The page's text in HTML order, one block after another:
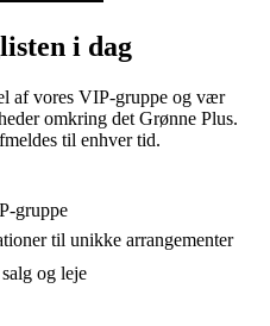
i dag
af vores VIP-gruppe og vær
omkring det Grønne Plus.
til enhver tid.
gruppe
til unikke arrangementer
og leje